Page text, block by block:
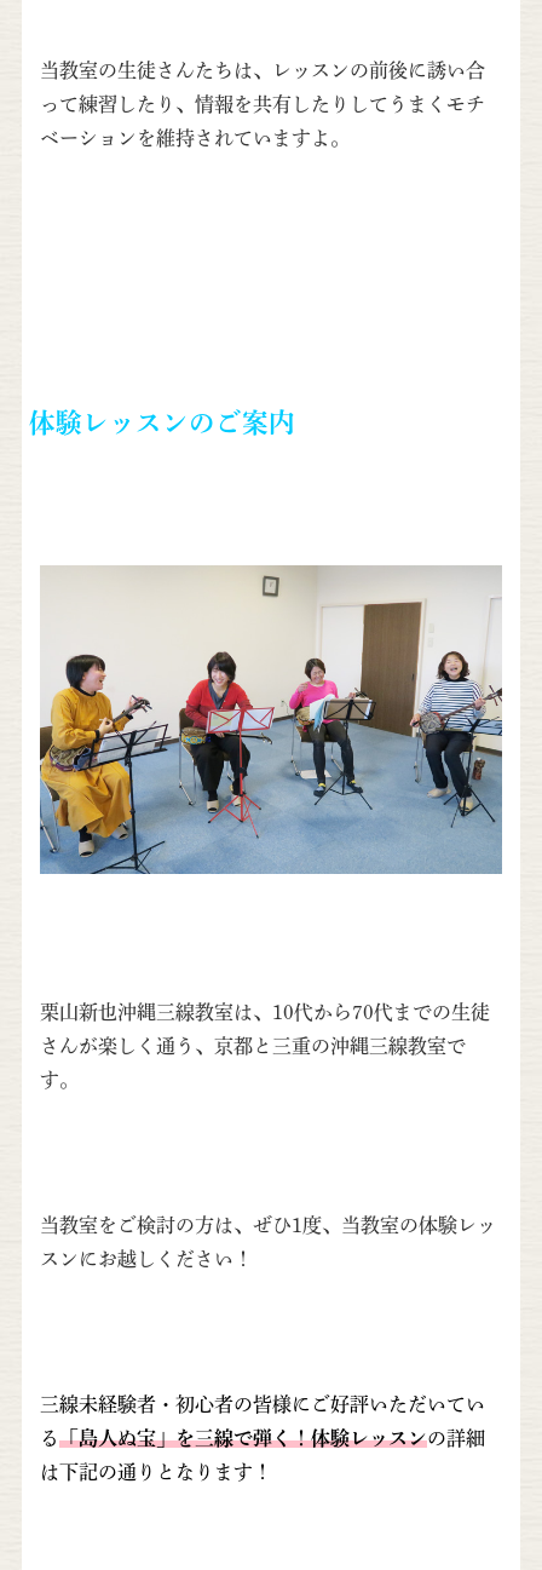
当教室の生徒さんたちは、レッスンの前後に誘い合
って練習したり、情報を共有したりしてうまくモチ
ベーションを維持されていますよ。
体験レッスンのご案内
栗山新也沖縄三線教室は、10代から70代までの生徒
さんが楽しく通う、京都と三重の沖縄三線教室で
す。
当教室をご検討の方は、ぜひ1度、当教室の体験レッ
スンにお越しください！
三線未経験者・初心者の皆様にご好評いただいてい
る「島人ぬ宝」を三線で弾く！体験レッスンの詳細
は下記の通りとなります！